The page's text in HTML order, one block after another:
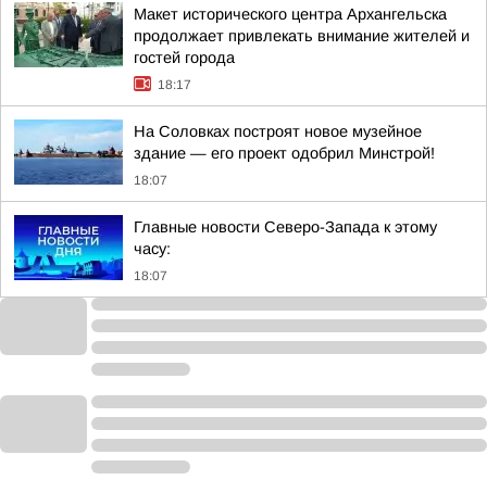
Макет исторического центра Архангельска
продолжает привлекать внимание жителей и
гостей города
18:17
На Соловках построят новое музейное
здание — его проект одобрил Минстрой!
18:07
Главные новости Северо-Запада к этому
часу:
18:07